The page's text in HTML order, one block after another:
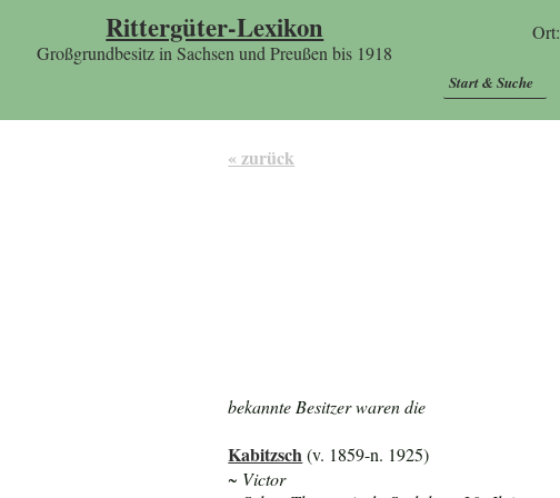
Rittergüter-Lexikon
Großgrundbesitz in Sachsen und Preußen bis 1918
Ort:
Start & Suche
« zurück
bekannte Besitzer waren die
Kabitzsch (v. 1859-n. 1925)
~ Victor